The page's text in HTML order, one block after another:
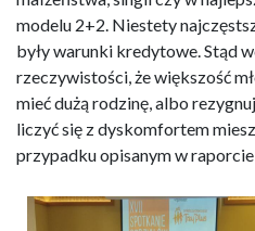
modelu 2+2. Niestety
były warunki kredytowe. Stąd
rzeczywistości, że większość
mieć dużą rodzinę, albo
liczyć się z dyskomfortem
przypadku opisanym w